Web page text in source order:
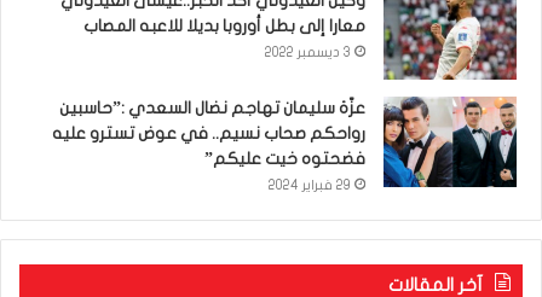
معارا إلى بطل أوروبا بديلا للاعبه المصاب
3 ديسمبر 2022
عزّة سليمان تهاجم نضال السعدي :”حاسبين
رواحكم صحاب نسيم.. في عوض تسترو عليه
فضحتوه خيت عليكم”
29 فبراير 2024
آخر المقالات